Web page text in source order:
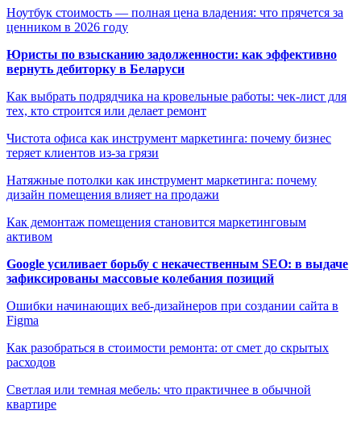
Ноутбук стоимость — полная цена владения: что прячется за
ценником в 2026 году
Юристы по взысканию задолженности: как эффективно
вернуть дебиторку в Беларуси
Как выбрать подрядчика на кровельные работы: чек-лист для
тех, кто строится или делает ремонт
Чистота офиса как инструмент маркетинга: почему бизнес
теряет клиентов из-за грязи
Натяжные потолки как инструмент маркетинга: почему
дизайн помещения влияет на продажи
Как демонтаж помещения становится маркетинговым
активом
Google усиливает борьбу с некачественным SEO: в выдаче
зафиксированы массовые колебания позиций
Ошибки начинающих веб-дизайнеров при создании сайта в
Figma
Как разобраться в стоимости ремонта: от смет до скрытых
расходов
Светлая или темная мебель: что практичнее в обычной
квартире